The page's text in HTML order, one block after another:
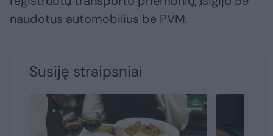
naudotus automobilius be PVM.
Susiję straipsniai